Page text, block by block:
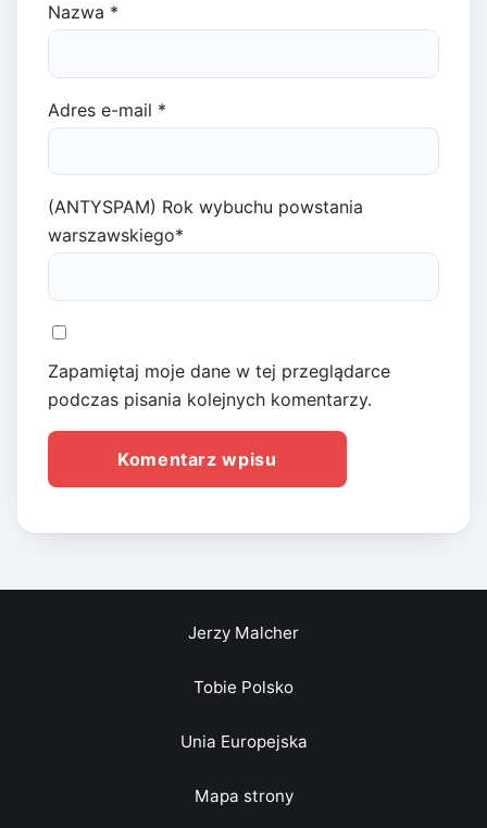
Nazwa *
Adres e-mail *
(ANTYSPAM) Rok wybuchu powstania
warszawskiego*
Zapamiętaj moje dane w tej przeglądarce
podczas pisania kolejnych komentarzy.
Jerzy Malcher
Tobie Polsko
Unia Europejska
Mapa strony